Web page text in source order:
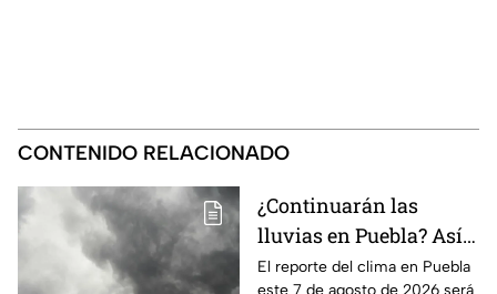
CONTENIDO RELACIONADO
¿Continuarán las
lluvias en Puebla? Así
el clima este 7 de
El reporte del clima en Puebla